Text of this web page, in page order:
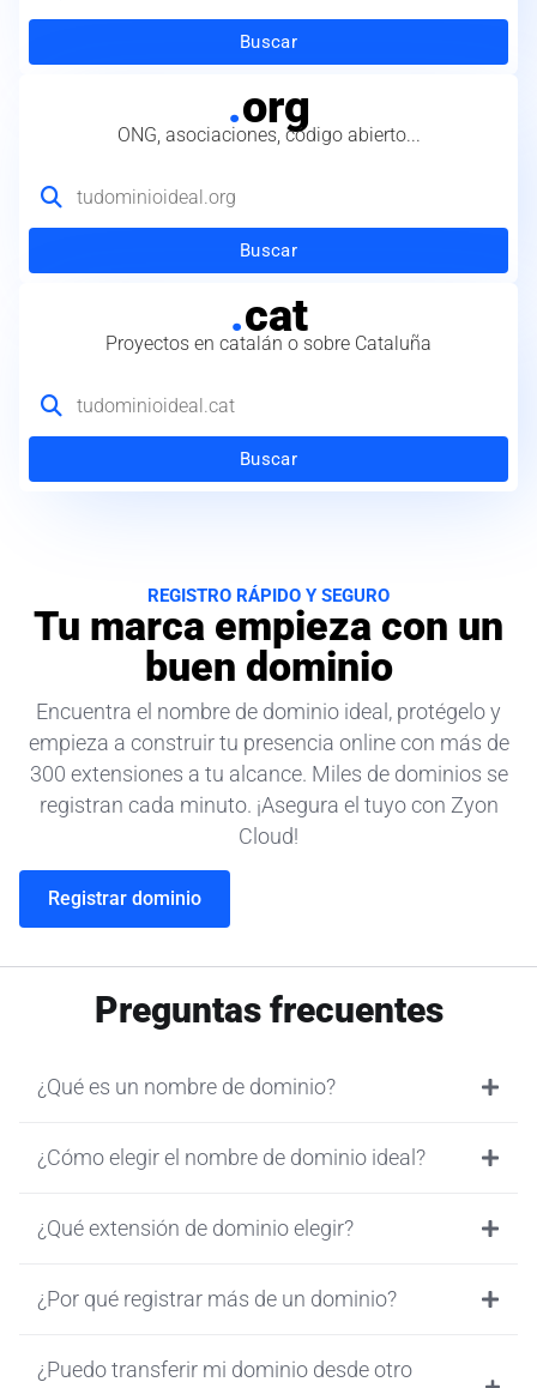
Buscar
.org
ONG, asociaciones, código abierto...
Buscar
.cat
Proyectos en catalán o sobre Cataluña
Buscar
REGISTRO RÁPIDO Y SEGURO
Tu marca empieza con un
buen dominio
Encuentra el nombre de dominio ideal, protégelo y
empieza a construir tu presencia online con más de
300 extensiones a tu alcance. Miles de dominios se
registran cada minuto. ¡Asegura el tuyo con Zyon
Cloud!
Registrar dominio
Preguntas frecuentes
¿Qué es un nombre de dominio?
¿Cómo elegir el nombre de dominio ideal?
¿Qué extensión de dominio elegir?
¿Por qué registrar más de un dominio?
¿Puedo transferir mi dominio desde otro